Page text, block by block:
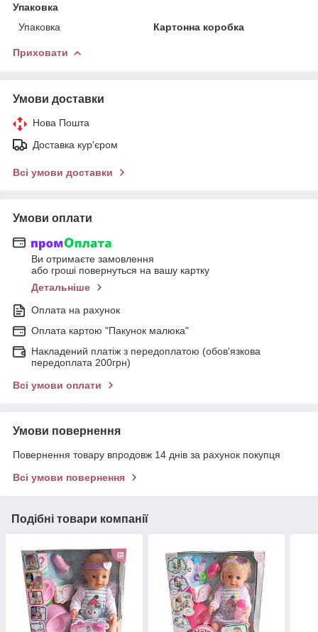
Упаковка
Упаковка
Картонна коробка
Приховати
Умови доставки
Нова Пошта
Доставка кур'єром
Всі умови доставки
Умови оплати
Ви отримаєте замовлення
або гроші повернуться на вашу картку
Детальніше
Оплата на рахунок
Оплата картою "Пакунок малюка"
Накладений платіж з передоплатою (обов'язкова
передоплата 200грн)
Всі умови оплати
Умови повернення
Повернення товару впродовж 14 днів за рахунок покупця
Всі умови повернення
Подібні товари компанії